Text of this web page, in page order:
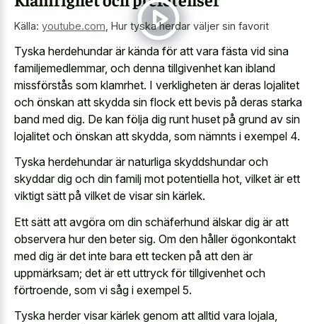
Källa: youtube.com Hur tyska herdar väljer sin favorit
Tyska herdehundar är kända för att vara fästa vid sina
familjemedlemmar, och denna tillgivenhet kan ibland
missförstås som klamrhet. I verkligheten är deras lojalitet
och önskan att skydda sin flock ett bevis på deras starka
band med dig. De kan följa dig runt huset på grund av sin
lojalitet och önskan att skydda, som nämnts i exempel 4.
Tyska herdehundar är naturliga skyddshundar och
skyddar dig och din familj mot potentiella hot, vilket är ett
viktigt sätt på vilket de visar sin kärlek.
Ett sätt att avgöra om din schäferhund älskar dig är att
observera hur den beter sig. Om den håller ögonkontakt
med dig är det inte bara ett tecken på att den är
uppmärksam; det är ett uttryck för tillgivenhet och
förtroende, som vi såg i exempel 5.
Tyska herder visar kärlek genom att alltid vara lojala,